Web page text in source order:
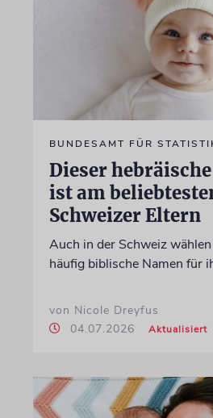
BUNDESAMT FÜR
Dieser
ist am
Schweizer Eltern
Auch in der Schweiz
häufig biblische Namen für
von Nicole Dreyfus
04.07.2026
Aktualisiert